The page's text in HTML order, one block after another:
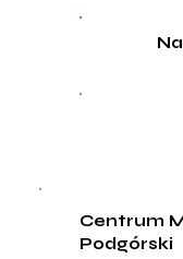
Centrum
Podgórski